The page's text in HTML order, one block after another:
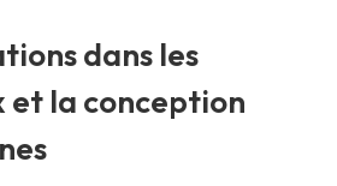
dans les
la conception